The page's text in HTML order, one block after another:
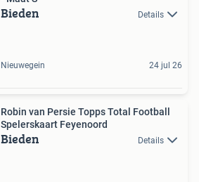
Bieden Details
Nieuwegein 24 jul 26
Robin van Persie Topps Total Football
Spelerskaart Feyenoord
Bieden Details